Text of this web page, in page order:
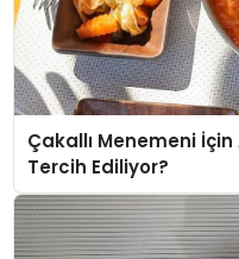
Çakallı Menemeni
Tercih Ediliyor?